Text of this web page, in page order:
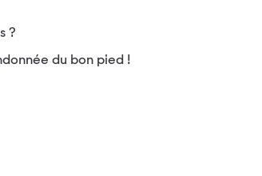
?
du bon pied !